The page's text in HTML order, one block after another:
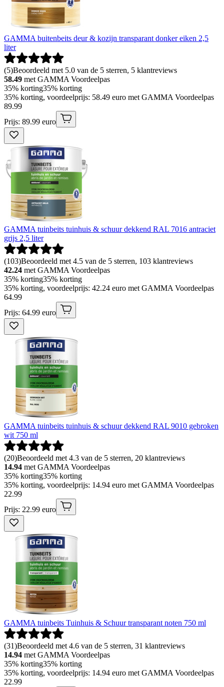
GAMMA buitenbeits deur & kozijn transparant donker eiken 2,5
liter
(5)Beoordeeld met 5.0 van de 5 sterren, 5 klantreviews
58.49 met GAMMA Voordeelpas
35% korting35% korting
35% korting, voordeelprijs: 58.49 euro met GAMMA Voordeelpas
89.99
Prijs: 89.99 euro
GAMMA tuinbeits tuinhuis & schuur dekkend RAL 7016 antraciet
grijs 2,5 liter
(103)Beoordeeld met 4.5 van de 5 sterren, 103 klantreviews
42.24 met GAMMA Voordeelpas
35% korting35% korting
35% korting, voordeelprijs: 42.24 euro met GAMMA Voordeelpas
64.99
Prijs: 64.99 euro
GAMMA tuinbeits tuinhuis & schuur dekkend RAL 9010 gebroken
wit 750 ml
(20)Beoordeeld met 4.3 van de 5 sterren, 20 klantreviews
14.94 met GAMMA Voordeelpas
35% korting35% korting
35% korting, voordeelprijs: 14.94 euro met GAMMA Voordeelpas
22.99
Prijs: 22.99 euro
GAMMA tuinbeits Tuinhuis & Schuur transparant noten 750 ml
(31)Beoordeeld met 4.6 van de 5 sterren, 31 klantreviews
14.94 met GAMMA Voordeelpas
35% korting35% korting
35% korting, voordeelprijs: 14.94 euro met GAMMA Voordeelpas
22.99